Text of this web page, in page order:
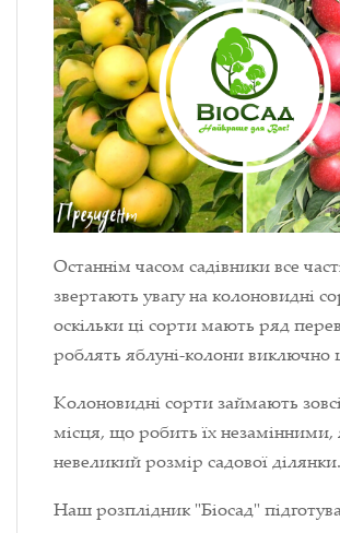
Останнім часом садівники все
звертають увагу на колоновидні
оскільки ці сорти мають ряд
роблять яблуні-колони виключно
Колоновидні сорти займають
місця, що робить їх
невеликий розмір садової ділянки.
Наш розплідник "Біосад"